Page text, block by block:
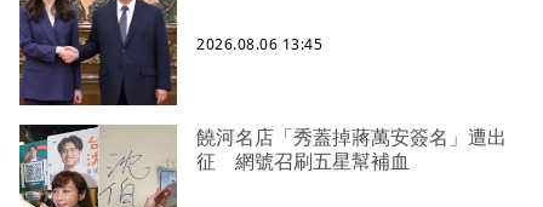
2026.08.06 13:45
饒河名店「秀蓋掉蔣萬安簽名」遭出
征 網號召刷五星幫補血